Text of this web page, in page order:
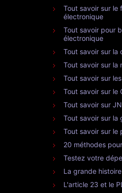
Tout savoir sur le
électronique
Tout savoir pour
électronique
Tout savoir sur la
Tout savoir sur la
Tout savoir sur
Tout savoir sur le
Tout savoir sur
Tout savoir sur la
Tout savoir sur le
20 méthodes
Testez votre
La grande
L'article 23 et le